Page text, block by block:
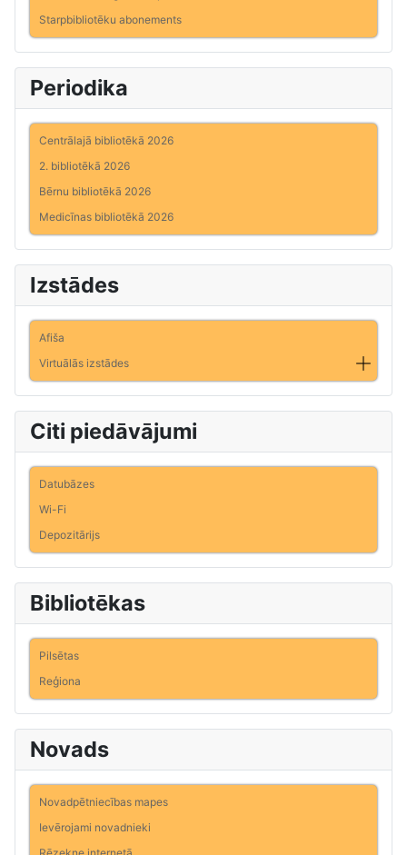
Starpbibliotēku abonements
Periodika
Centrālajā bibliotēkā 2026
2. bibliotēkā 2026
Bērnu bibliotēkā 2026
Medicīnas bibliotēkā 2026
Izstādes
Afiša
Virtuālās izstādes
Citi piedāvājumi
Datubāzes
Wi-Fi
Depozitārijs
Bibliotēkas
Pilsētas
Reģiona
Novads
Novadpētniecības mapes
Ievērojami novadnieki